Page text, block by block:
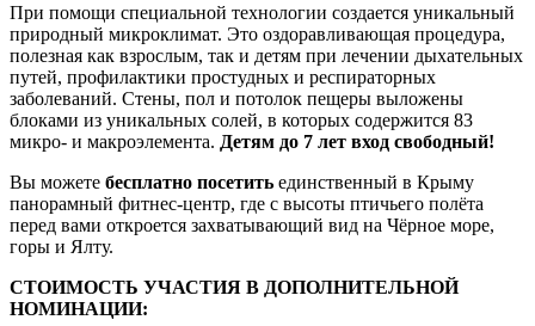
При помощи специальной технологии создается уникальный
природный микроклимат. Это оздоравливающая процедура,
полезная как взрослым, так и детям при лечении дыхательных
путей, профилактики простудных и респираторных
заболеваний. Стены, пол и потолок пещеры выложены
блоками из уникальных солей, в которых содержится 83
микро- и макроэлемента. Детям до 7 лет вход свободный!
Вы можете бесплатно посетить единственный в Крыму
панорамный фитнес-центр, где с высоты птичьего полёта
перед вами откроется захватывающий вид на Чёрное море,
горы и Ялту.
СТОИМОСТЬ УЧАСТИЯ В ДОПОЛНИТЕЛЬНОЙ
НОМИНАЦИИ: